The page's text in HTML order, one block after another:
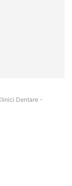
Dentare -